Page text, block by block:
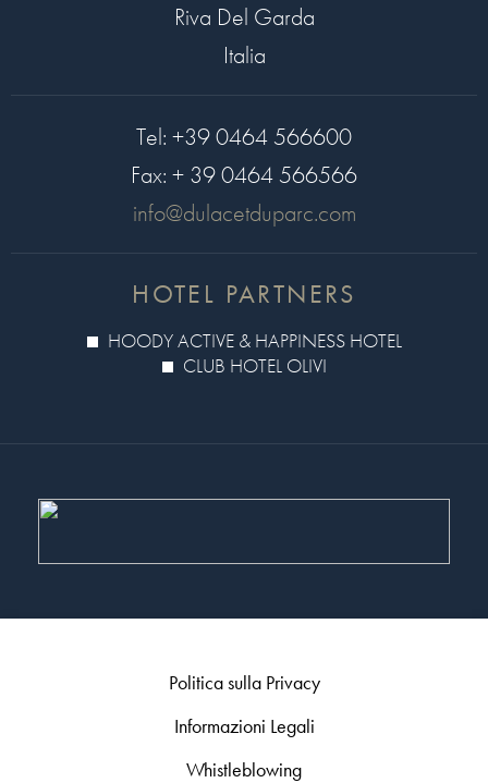
Riva Del Garda
Italia
Tel: +39 0464 566600
Fax: + 39 0464 566566
info@dulacetduparc.com
HOTEL PARTNERS
HOODY ACTIVE & HAPPINESS HOTEL
CLUB HOTEL OLIVI
Politica sulla Privacy
Informazioni Legali
Whistleblowing